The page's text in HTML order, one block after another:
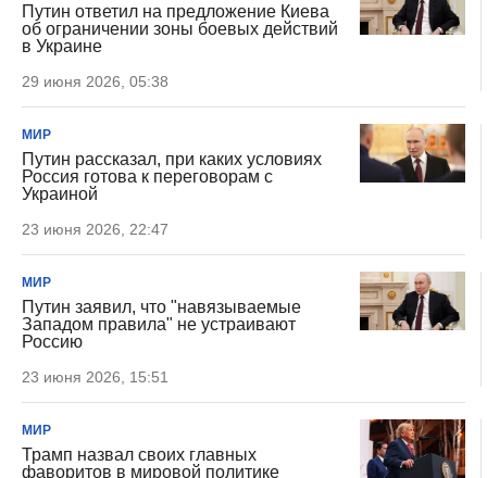
Путин ответил на предложение Киева
об ограничении зоны боевых действий
в Украине
29 июня 2026, 05:38
МИР
Путин рассказал, при каких условиях
Россия готова к переговорам с
Украиной
23 июня 2026, 22:47
МИР
Путин заявил, что "навязываемые
Западом правила" не устраивают
Россию
23 июня 2026, 15:51
МИР
Трамп назвал своих главных
фаворитов в мировой политике